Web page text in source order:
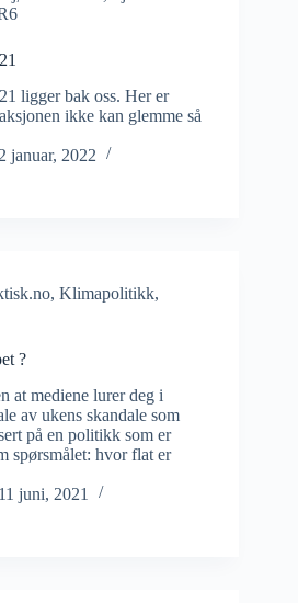
ligger bak oss. Her er
ikke kan glemme så
2 januar, 2022
, Klimapolitikk,
?
at mediene lurer deg i
av ukens skandale som
på en politikk som er
spørsmålet: hvor flat er
11 juni, 2021